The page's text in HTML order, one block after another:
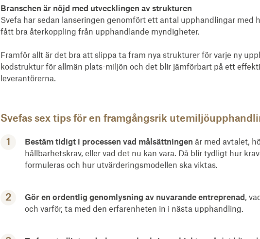
Branschen är nöjd med utvecklingen av strukturen
Svefa har sedan lanseringen genomfört ett antal upphandlingar med
fått bra återkoppling från upphandlande myndigheter.
Framför allt är det bra att slippa ta fram nya strukturer för varje ny
kodstruktur för allmän plats-miljön och det blir jämförbart på ett
leverantörerna.
Svefas sex tips för en framgångsrik
Bestäm tidigt i processen vad målsättningen är med avtalet,
hållbarhetskrav, eller vad det nu kan vara. Då blir tydligt hur
formuleras och hur utvärderingsmodellen ska viktas.
Gör en ordentlig genomlysning av nuvarande entreprenad,
och varför, ta med den erfarenheten in i nästa upphandling.